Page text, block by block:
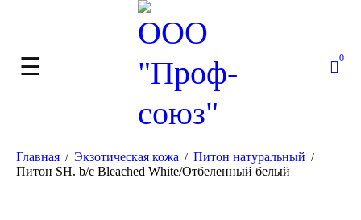
0
Главная / Экзотическая кожа / Питон натуральный /
Питон SH. b/c Bleached White/Отбеленный белый